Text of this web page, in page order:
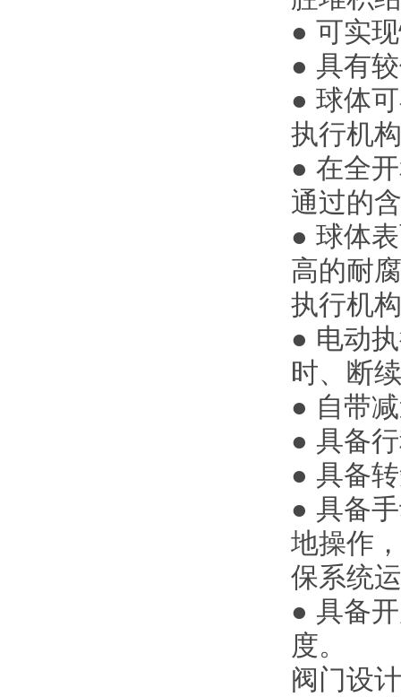
● 可实
● 具有
● 球体
执行机
● 在全
通过的
● 球体
高的耐
执行机
● 电动
时、断
● 自带
● 具备
● 具备
● 具备
地操作
保系统
● 具备
度。
阀门设